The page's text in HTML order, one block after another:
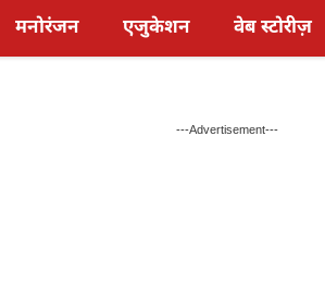
मनोरंजन एजुकेशन वेब स्टोरीज़
---Advertisement---